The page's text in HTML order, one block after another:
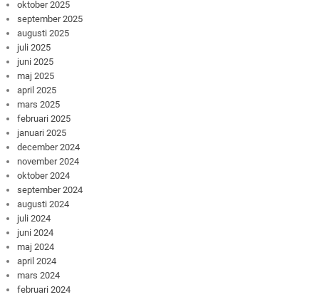
oktober 2025
september 2025
augusti 2025
juli 2025
juni 2025
maj 2025
april 2025
mars 2025
februari 2025
januari 2025
december 2024
november 2024
oktober 2024
september 2024
augusti 2024
juli 2024
juni 2024
maj 2024
april 2024
mars 2024
februari 2024